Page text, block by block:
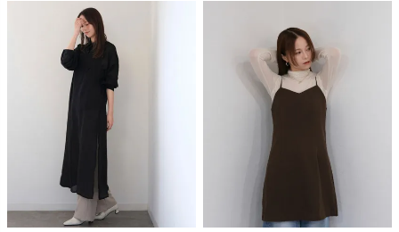
商品タイプ
ORIGINAL HIT ITEM